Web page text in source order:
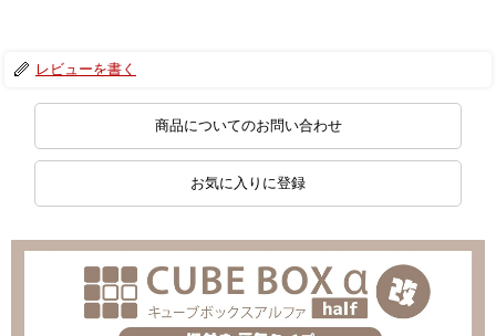
レビューを書く
商品についてのお問い合わせ
お気に入りに登録